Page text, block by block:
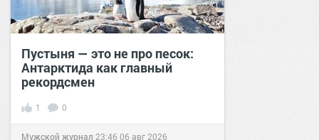
Пустыня — это не про песок:
Антарктида как главный
рекордсмен
1 0
Мужской журнал 23:4606 авг 2026